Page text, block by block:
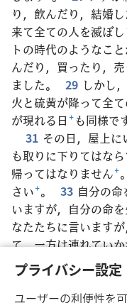
プライバシー設定
ユーザーの利便性を
り，飲んだり，結婚
来て全ての人を滅ぼ
トの時代のようなこ
んだり，買ったり，
ました。
29 しかし
火と硫黄が降って全
が現れる日+も同様で
31 その日，屋上
も取りに下りてはな
帰ってはなりません+
さい+。 33 自分の
いますが，自分の命
なたたちに言います
て，一方は連れてい
人の女性が同じひき
れ，他方は捨てられま
は言った。「主よ，